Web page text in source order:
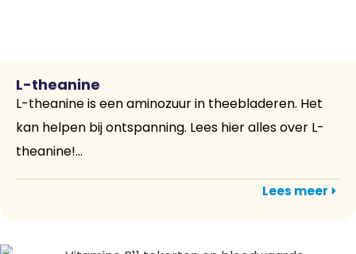
L-theanine
L-theanine is een aminozuur in theebladeren. Het
kan helpen bij ontspanning. Lees hier alles over L-
theanine!...
Lees meer